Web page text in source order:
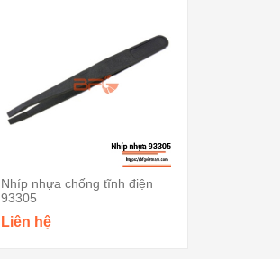
Nhíp nhựa chống tĩnh điện
93305
Liên hệ